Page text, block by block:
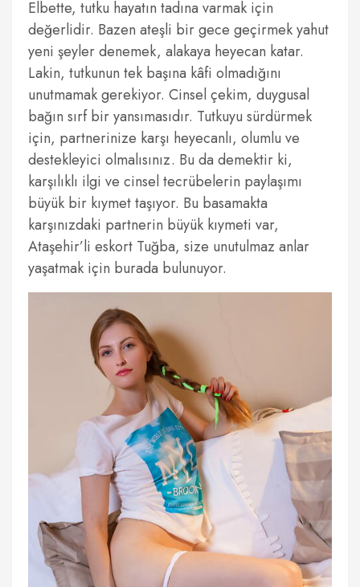
Elbette, tutku hayatın tadına varmak için
değerlidir. Bazen ateşli bir gece geçirmek yahut
yeni şeyler denemek, alakaya heyecan katar.
Lakin, tutkunun tek başına kâfi olmadığını
unutmamak gerekiyor. Cinsel çekim, duygusal
bağın sırf bir yansımasıdır. Tutkuyu sürdürmek
için, partnerinize karşı heyecanlı, olumlu ve
destekleyici olmalısınız. Bu da demektir ki,
karşılıklı ilgi ve cinsel tecrübelerin paylaşımı
büyük bir kıymet taşıyor. Bu basamakta
karşınızdaki partnerin büyük kıymeti var,
Ataşehir’li eskort Tuğba, size unutulmaz anlar
yaşatmak için burada bulunuyor.